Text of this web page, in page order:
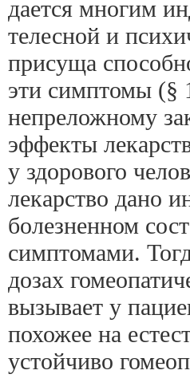
дается многим
телесной и
присуща
эти симптомы (§
непреложному
эффекты
у здорового
лекарство дано
болезненном
симптомами.
дозах
вызывает у
похожее на
устойчиво